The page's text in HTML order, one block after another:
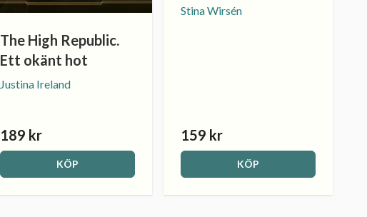
The High Republic.
Ett okänt hot
Justina Ireland
189 kr
KÖP
Stina Wirsén
159 kr
KÖP